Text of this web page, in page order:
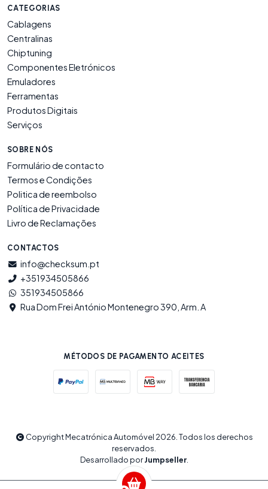
CATEGORIAS
Cablagens
Centralinas
Chiptuning
Componentes Eletrónicos
Emuladores
Ferramentas
Produtos Digitais
Serviços
SOBRE NÓS
Formulário de contacto
Termos e Condições
Politica de reembolso
Política de Privacidade
Livro de Reclamações
CONTACTOS
info@checksum.pt
+351934505866
351934505866
Rua Dom Frei António Montenegro 390, Arm. A
MÉTODOS DE PAGAMENTO ACEITES
Copyright Mecatrónica Automóvel 2026. Todos los derechos
reservados.
Desarrollado porJumpseller.